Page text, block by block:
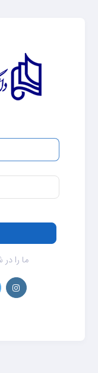
ما را